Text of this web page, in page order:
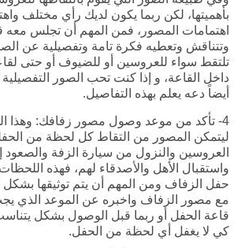
بأهميتها، لكن ربما يكون لديك رأي مختلف
اهتمامات المصور، فمن المهم أن تجلس معه
وتتناقش وتعطيه فكرة تامة وتفصيلية عن
تلتقط سواء للعروسين أو للضيوف أو حتى
داخل القاعة، و إذا كنت تحب الصور التفصيلية
أيضاً دعه يعلم بهذه التفاصيل.
4- تأكد من موعد وصول مصور زفافك: وهذا
ليتمكن المصور من التقاط كل لحظة من
العروسين والنزول من سيارة الزفة والصعود
واستقبال الأهل والأصدقاء لهم، فهذه
حفل الزفاف ومن المهم أن يتم توثيقها بشكل
مع مصور الزفاف واخبره عن الموعد الذي
قاعة الحفل أو ربما قبل الوصول بشكل
كي لا يغفل أي لحظة من الحفل.